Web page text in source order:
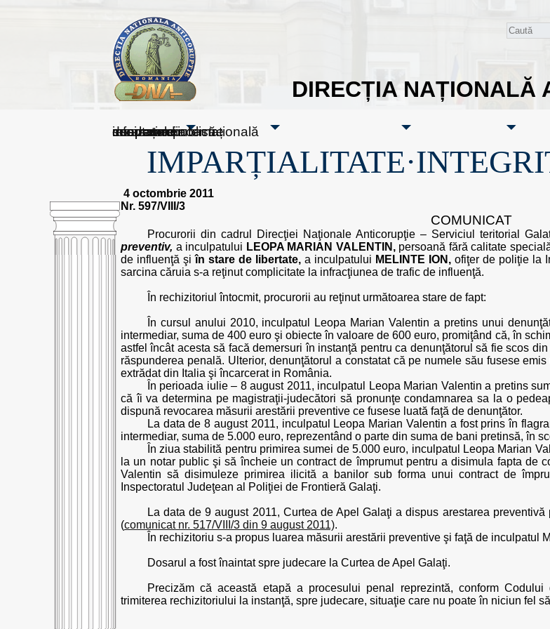
DIRECȚIA NAȚIONALĂ
sesizați-ne
despre noi
rezultatele noastre
mass media
informare publică
cooperare internațională
4 octombrie 2011
Nr. 597/VIII/3
COMUNICAT
Procurorii din cadrul Direcţiei Naţionale Anticorupţie – Serviciul teritorial
preventiv, a inculpatului LEOPA MARIAN VALENTIN,persoană fără calitate
de influenţă şiîn stare de libertate, a inculpatului MELINTE ION, ofiţer de poliţie la
sarcina căruia s-a reţinut complicitate la infracţiunea de trafic de influenţă.
În rechizitoriul întocmit, procurorii au reţinut următoarea stare de fapt:
În cursul anului 2010, inculpatul Leopa Marian Valentin a pretins unui
intermediar, suma de 400 euro şi obiecte în valoare de 600 euro, promiţând că, în
astfel încât acesta să facă demersuri în instanţă pentru ca denunţătorul să fie scos
răspunderea penală. Ulterior, denunţătorul a constatat că pe numele său fusese
extrădat din Italia şi încarcerat in România.
În perioada iulie – 8 august 2011, inculpatul Leopa Marian Valentin a pretins
că îi va determina pe magistraţii-judecători să pronunţe condamnarea sa la o
dispună revocarea măsurii arestării preventive ce fusese luată faţă de denunţător.
La data de 8 august 2011, inculpatul Leopa Marian Valentin a fost prins în
intermediar, suma de 5.000 euro, reprezentând o parte din suma de bani pretinsă, în
În ziua stabilită pentru primirea sumei de 5.000 euro, inculpatul Leopa Marian
la un notar public şi să încheie un contract de împrumut pentru a disimula fapta de
Valentin să disimuleze primirea ilicită a banilor sub forma unui contract de
Inspectoratul Judeţean al Poliţiei de Frontieră Galaţi.
La data de 9 august 2011, Curtea de Apel Galaţi a dispus arestarea
(comunicat nr. 517/VIII/3 din 9 august 2011).
În rechizitoriu s-a propus luarea măsurii arestării preventive şi faţă de inculpatul
Dosarul a fost înaintat spre judecare la Curtea de Apel Galaţi.
Precizăm că această etapă a procesului penal reprezintă, conform
trimiterea rechizitoriului la instanţă, spre judecare, situaţie care nu poate în niciun fel